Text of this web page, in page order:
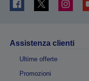
Assistenza clienti
Ultime offerte
Promozioni